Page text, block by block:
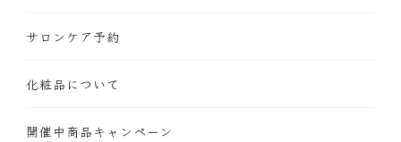
サロンケア予約
化粧品について
開催中商品キャンペーン